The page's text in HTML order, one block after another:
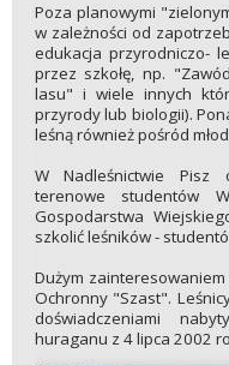
Poza planowymi
w zależności od
edukacja przyrodniczo-
przez szkołę, np.
lasu" i wiele innych
przyrody lub biologii).
leśną również pośród
W Nadleśnictwie Pisz
terenowe studentów
Gospodarstwa
szkolić leśników -
Dużym
Ochronny "Szast".
doświadczeniami
huraganu z 4 lipca 2002